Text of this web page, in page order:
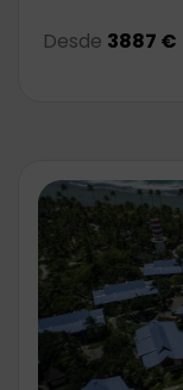
Desde 3887 €